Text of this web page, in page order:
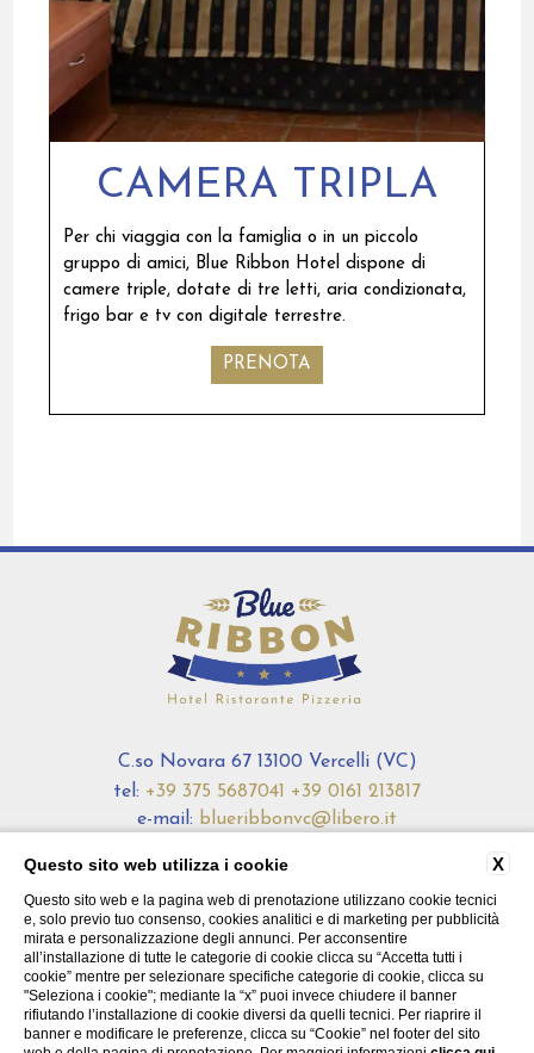
CAMERA TRIPLA
Per chi viaggia con la famiglia o in un piccolo
gruppo di amici, Blue Ribbon Hotel dispone di
camere triple, dotate di tre letti, aria condizionata,
frigo bar e tv con digitale terrestre.
PRENOTA
C.so Novara 67 13100 Vercelli (VC)
tel: +39 375 5687041
+39 0161 213817
e-mail: blueribbonvc@libero.it
CONTATTI DATI SOCIETARI PRIVACY
COOKIE
ACCESSIBILITÀ
WEBSITE BY BLASTNESS
X
Questo sito web utilizza i cookie
Questo sito web e la pagina web di prenotazione utilizzano cookie tecnici
e, solo previo tuo consenso, cookies analitici e di marketing per pubblicità
mirata e personalizzazione degli annunci. Per acconsentire
all’installazione di tutte le categorie di cookie clicca su “Accetta tutti i
cookie” mentre per selezionare specifiche categorie di cookie, clicca su
"Seleziona i cookie"; mediante la “x” puoi invece chiudere il banner
rifiutando l’installazione di cookie diversi da quelli tecnici. Per riaprire il
banner e modificare le preferenze, clicca su “Cookie” nel footer del sito